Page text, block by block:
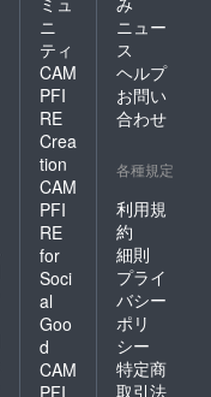
ニ
ティ
CAM
PFI
RE
Crea
tion
CAM
PFI
RE
for
Soci
al
Goo
d
CAM
PFI
ニュー
ス
ヘルプ
お問い
合わせ
各種規定
利用規
約
細則
プライ
バシー
ポリ
シー
特定商
取引法